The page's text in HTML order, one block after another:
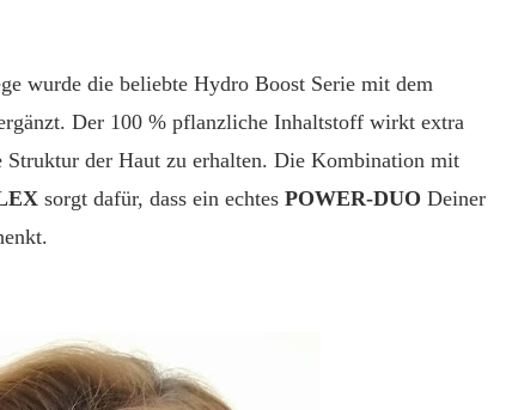
wurde die beliebte Hydro Boost Serie mit dem
Der 100 % pflanzliche Inhaltstoff wirkt extra
der Haut zu erhalten. Die Kombination mit
sorgt dafür, dass ein echtes POWER-DUO Deiner